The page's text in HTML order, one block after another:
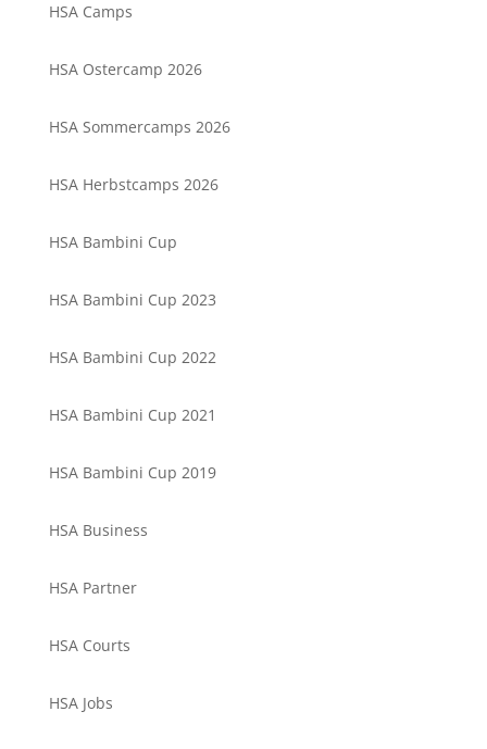
HSA Camps
HSA Ostercamp 2026
HSA Sommercamps 2026
HSA Herbstcamps 2026
HSA Bambini Cup
HSA Bambini Cup 2023
HSA Bambini Cup 2022
HSA Bambini Cup 2021
HSA Bambini Cup 2019
HSA Business
HSA Partner
HSA Courts
HSA Jobs